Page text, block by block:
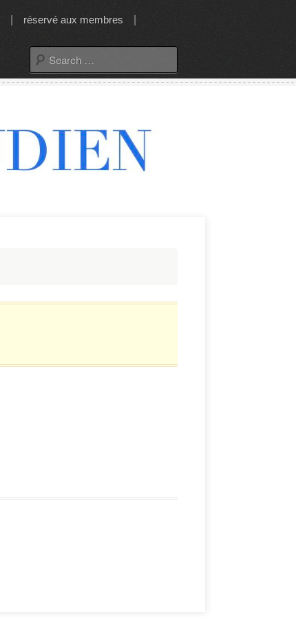
réservé aux membres
Search
for: